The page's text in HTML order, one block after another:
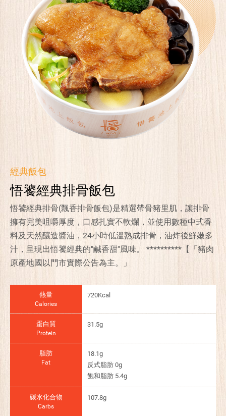
經典飯包
悟饕經典排骨飯包
悟饕經典排骨(飄香排骨飯包)是精選帶骨豬里肌，讓排骨
擁有完美咀嚼厚度，口感扎實不軟爛，並使用數種中式香
料及天然釀造醬油，24小時低溫熟成排骨，油炸後鮮嫩多
汁，呈現出悟饕經典的"鹹香甜"風味。 **********【「豬肉
原產地國以門市實際公告為主。」
熱量
Calories
720Kcal
蛋白質
Protein
31.5g
脂肪
Fat
18.1g
反式脂肪 0g
飽和脂肪 5.4g
碳水化合物
Carbs
107.8g